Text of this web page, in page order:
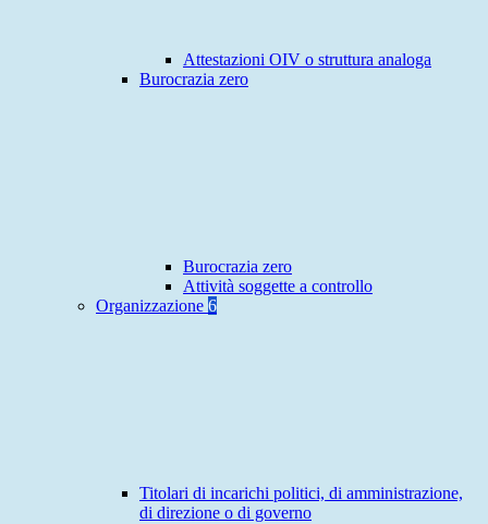
Attestazioni OIV o struttura analoga
Burocrazia zero
Burocrazia zero
Attività soggette a controllo
Organizzazione 6
Titolari di incarichi politici, di amministrazione,
di direzione o di governo